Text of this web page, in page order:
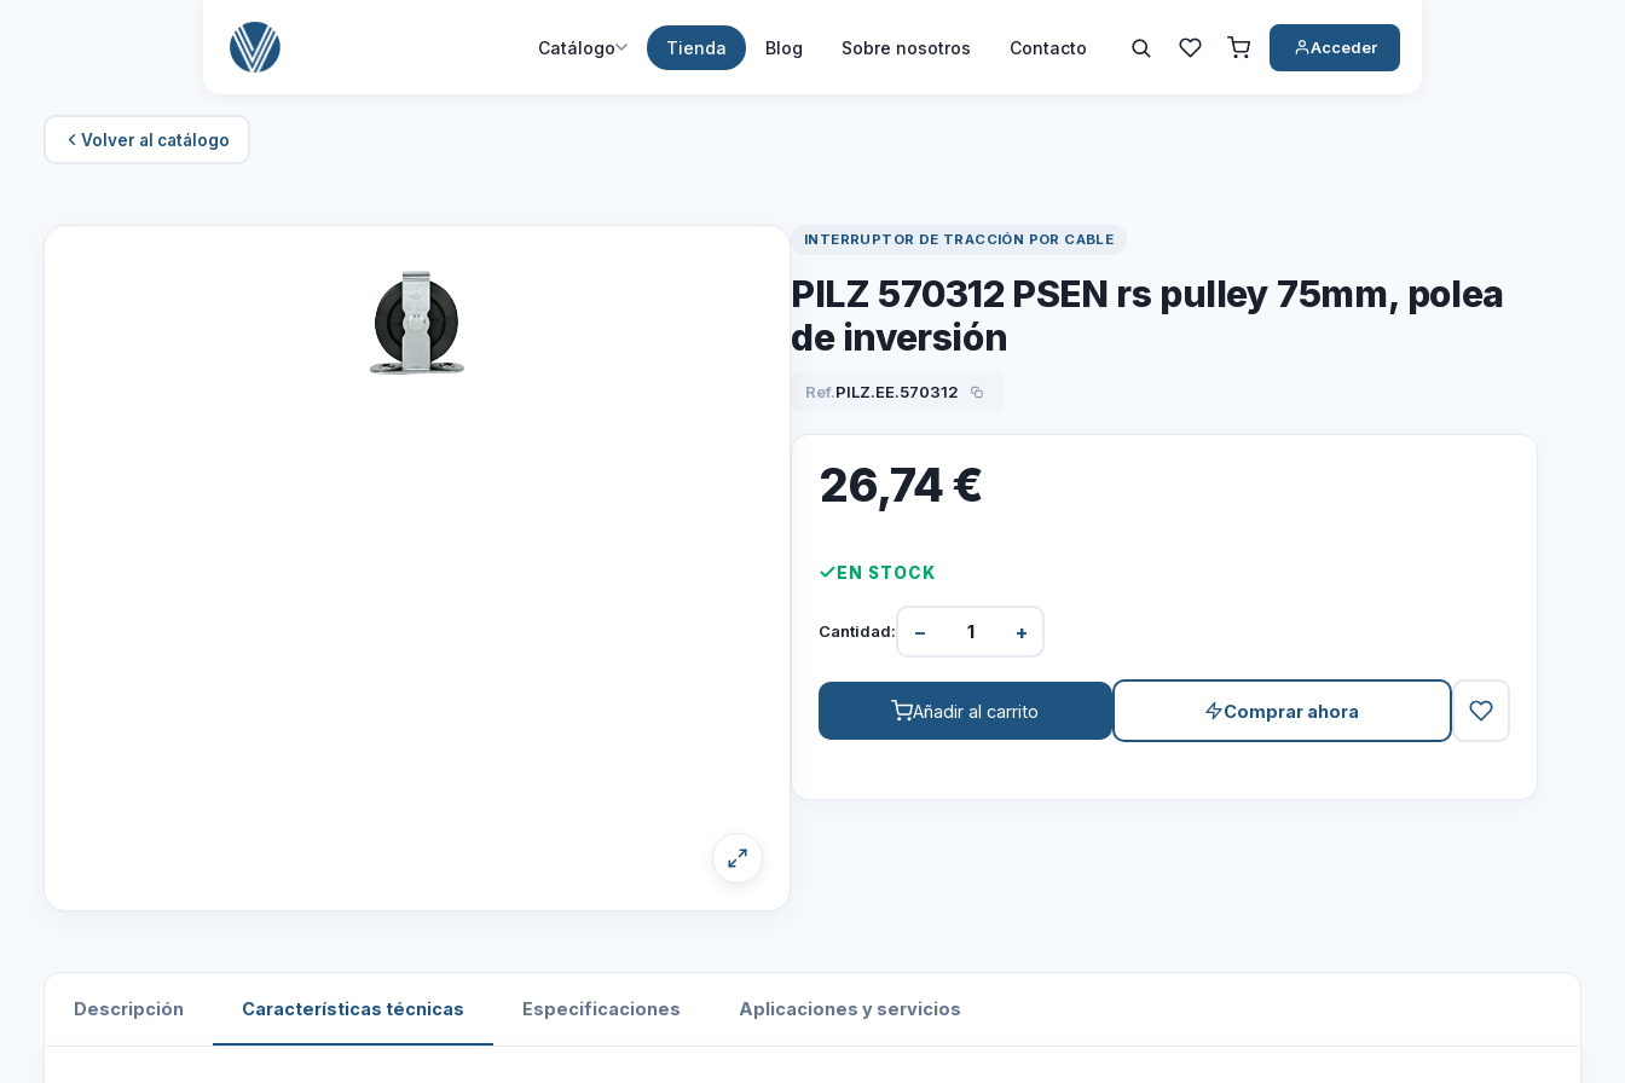
Catálogo Tienda Blog Sobre nosotros Contacto Acceder
Volver al catálogo
INTERRUPTOR DE TRACCIÓN POR CABLE
PILZ 570312 PSEN rs pulley 75mm, polea
de inversión
Ref.PILZ.EE.570312
26,74€
EN STOCK
Cantidad: − +
Añadir al carrito Comprar ahora
Descripción Características técnicas Especificaciones Aplicaciones y servicios